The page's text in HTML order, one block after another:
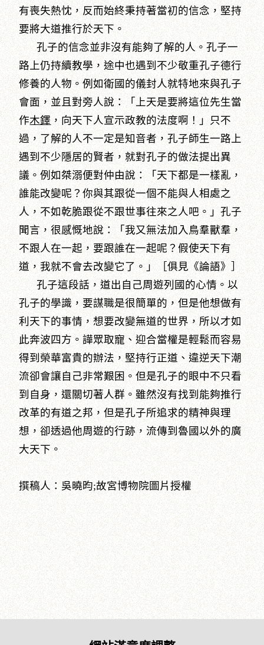
有喪失熱忱，反而始終秉持著當初的信念，堅持
要將大道推行於天下。
孔子的信念並非沒有能夠了解的人。孔子一
路上仍持續教學，途中也遇到不少敬重孔子德行
修養的人物。例如衛國的儀封人就特地來與孔子
會面，並且對旁人說：「上天是要將這位先生當
作木鐸 ，向天下人宣示政教的法度啊！」只不
過，了解的人不一定是知音者，孔子師生一路上
遇到不少隱居的賢者，就對孔子的做法提出異
議。例如桀溺便對仲由說：「天下都是一樣亂，
誰能改變呢？你與其跟從一個不能與人相處之
人，不如乾脆跟從不跟世事往來之人吧。」孔子
聞言，很感慨地說：「我又無法加入鳥羣獸羣，
不跟人在一起，要跟誰在一起呢？假使天下有
道，我就不會去改變它了。」［俱見《論語》］
孔子這段話，道出自己周遊列國的心情。以
孔子的學識，要謀職是很簡單的，但是他想做有
利天下的事情，想要改變無道的世界，所以才如
此奔波四方。譁眾取寵、迎合當權是輕鬆而容易
得到榮華富貴的辦法，堅持行正道、違逆天下潮
流卻會讓自己非常艱困。但是孔子的眼中不只看
到自身，還關切著人群。雖然沒有找到能夠推行
改革的有道之邦，但是孔子所追求的精神與理
想，卻透過他周遊的行跡，流傳到魯國以外的廣
大天下。
撰稿人：吳曉昀;故宮博物院圖片授權